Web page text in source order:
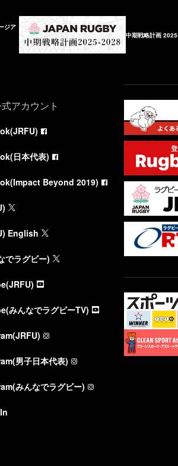
ジア
中期戦略計画
アカウント
日本代表)
Beyond 2019)
English
でラグビー)
みんなでラグビーTV)
男子日本代表)
みんなでラグビー)